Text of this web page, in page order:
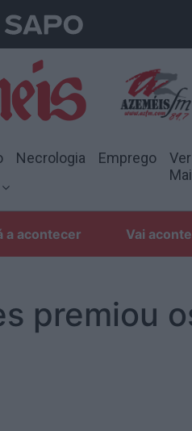
Necrologia Emprego
Ver
a acontecer Vai
premiou